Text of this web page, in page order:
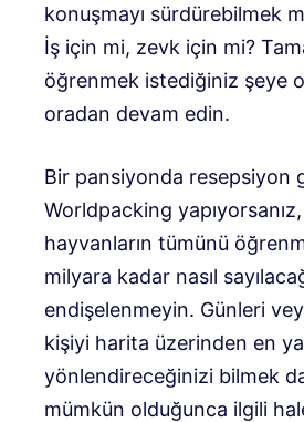
konuşmayı sürdürebilmek
İş için mi, zevk için mi?
öğrenmek istediğiniz şeye
oradan devam edin.
Bir pansiyonda resepsiyon
Worldpacking yapıyorsanız,
hayvanların tümünü
milyara kadar nasıl
endişelenmeyin. Günleri
kişiyi harita üzerinden en
yönlendireceğinizi bilmek
mümkün olduğunca ilgili